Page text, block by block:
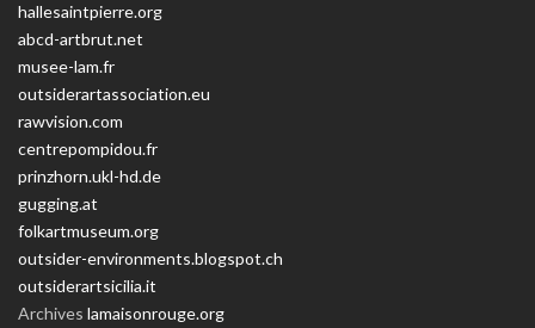
hallesaintpierre.org
abcd-artbrut.net
musee-lam.fr
outsiderartassociation.eu
rawvision.com
centrepompidou.fr
prinzhorn.ukl-hd.de
gugging.at
folkartmuseum.org
outsider-environments.blogspot.ch
outsiderartsicilia.it
Archives lamaisonrouge.org